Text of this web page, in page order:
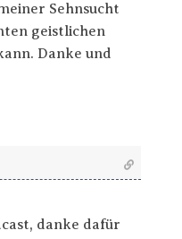
Sehnsucht
geistlichen
Danke und
danke dafür